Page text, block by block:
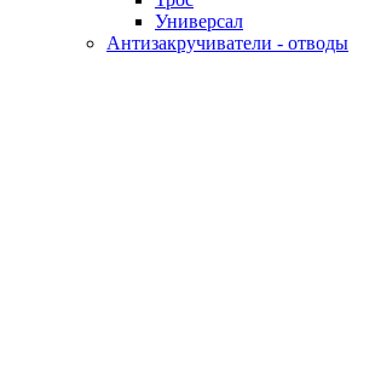
Универсал
Антизакручиватели - отводы